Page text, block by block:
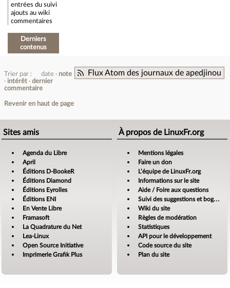
entrées du suivi
ajouts au wiki
commentaires
Derniers
contenus
Flux Atom des journaux de apedjinou
Trier par : date
note
intérêt
dernier
commentaire
Revenir en haut de page
Sites amis
Agenda du Libre
April
Éditions D-BookeR
Éditions Diamond
Éditions Eyrolles
Éditions ENI
En Vente Libre
Framasoft
La Quadrature du Net
Lea-Linux
Open Source Initiative
Imprimerie Grafik Plus
À propos de LinuxFr.org
Mentions légales
Faire un don
L’équipe de LinuxFr.org
Informations sur le site
Aide / Foire aux questions
Suivi des suggestions et bogues
Wiki du site
Règles de modération
Statistiques
API pour le développement
Code source du site
Plan du site